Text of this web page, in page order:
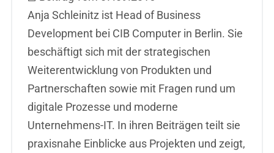
Anja Schleinitz ist Head of Business
Development bei CIB Computer in Berlin. Sie
beschäftigt sich mit der strategischen
Weiterentwicklung von Produkten und
Partnerschaften sowie mit Fragen rund um
digitale Prozesse und moderne
Unternehmens-IT. In ihren Beiträgen teilt sie
praxisnahe Einblicke aus Projekten und zeigt,